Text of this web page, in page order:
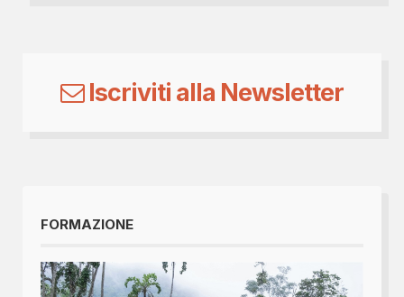
Iscriviti alla Newsletter
FORMAZIONE